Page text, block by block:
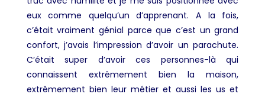
eux comme quelqu’un d’apprenant. A la fois,
c’était vraiment génial parce que c’est un grand
confort, j’avais l’impression d’avoir un parachute.
C’était super d’avoir ces personnes-là qui
connaissent extrêmement bien la maison,
extrêmement bien leur métier et aussi les us et